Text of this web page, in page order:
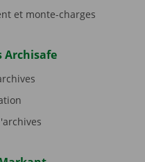
et monte-charges
Archisafe